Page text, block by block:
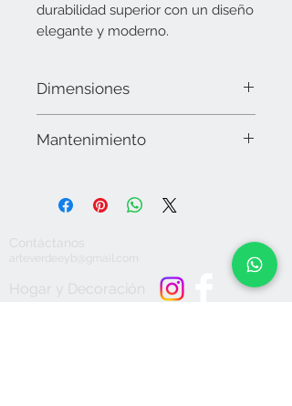
durabilidad superior con un diseño
elegante y moderno.
Dimensiones
Mantenimiento
utilizar químicos o detergentes
en agua. No apto para lavavajillas ni
microondas. No dejar expuesto a la
Contáctanos
arteverdeeyb@gmail.com
Hogar y Decoración